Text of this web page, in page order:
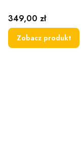
Cena
349,00 zł
Zobacz produkt